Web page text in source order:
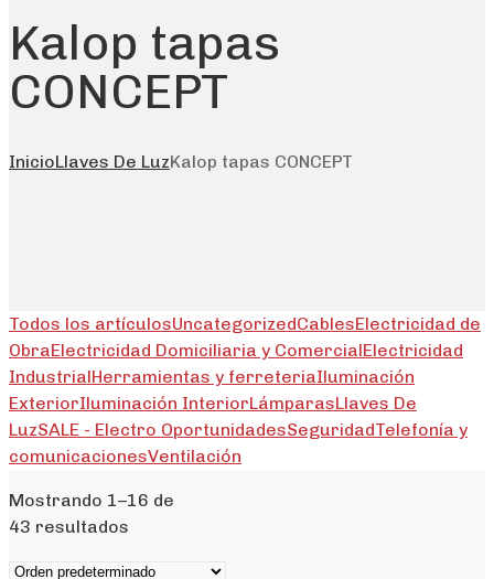
Kalop tapas
CONCEPT
InicioLlaves De LuzKalop tapas CONCEPT
Todos los artículosUncategorizedCablesElectricidad de
ObraElectricidad Domiciliaria y ComercialElectricidad
IndustrialHerramientas y ferreteriaIluminación
ExteriorIluminación InteriorLámparasLlaves De
LuzSALE - Electro OportunidadesSeguridadTelefonía y
comunicacionesVentilación
Mostrando 1–16 de
43 resultados